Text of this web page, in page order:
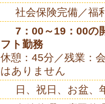
社会保険完備／福
7：00～19：00の
フト勤務
休憩：45分／残業：
はありません
日、祝日、お盆、